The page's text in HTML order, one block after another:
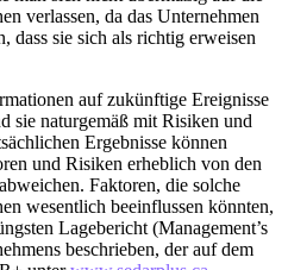
verlassen, da das Unternehmen
dass sie sich als richtig erweisen
auf zukünftige Ereignisse
sie naturgemäß mit Risiken und
Ergebnisse können
und Risiken erheblich von den
Faktoren, die solche
wesentlich beeinflussen könnten,
Lagebericht (Management’s
beschrieben, der auf dem